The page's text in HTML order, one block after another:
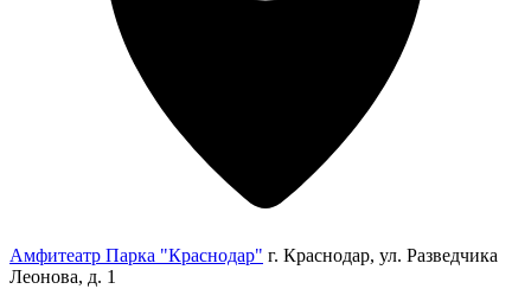
Амфитеатр Парка "Краснодар" г. Краснодар, ул. Разведчика
Леонова, д. 1